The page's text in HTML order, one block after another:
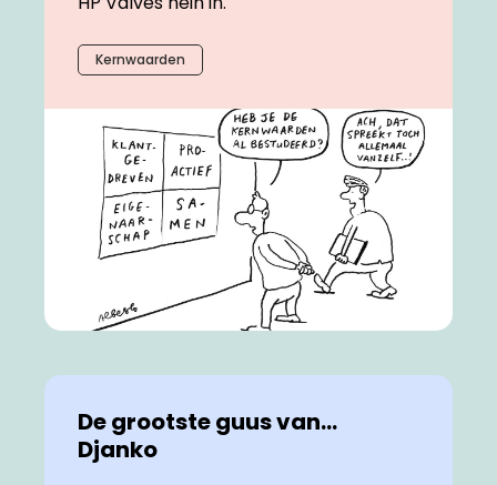
Kernwaarden
De grootste guus van…
Djanko